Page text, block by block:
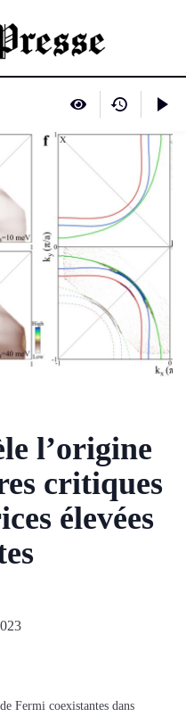
l’origine
critiques
élevées
Fermi coexistantes dans